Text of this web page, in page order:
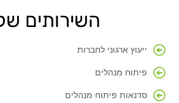
השירותים
ייעוץ ארגוני לחברות
פיתוח מנהלים
סדנאות פיתוח מנהלים